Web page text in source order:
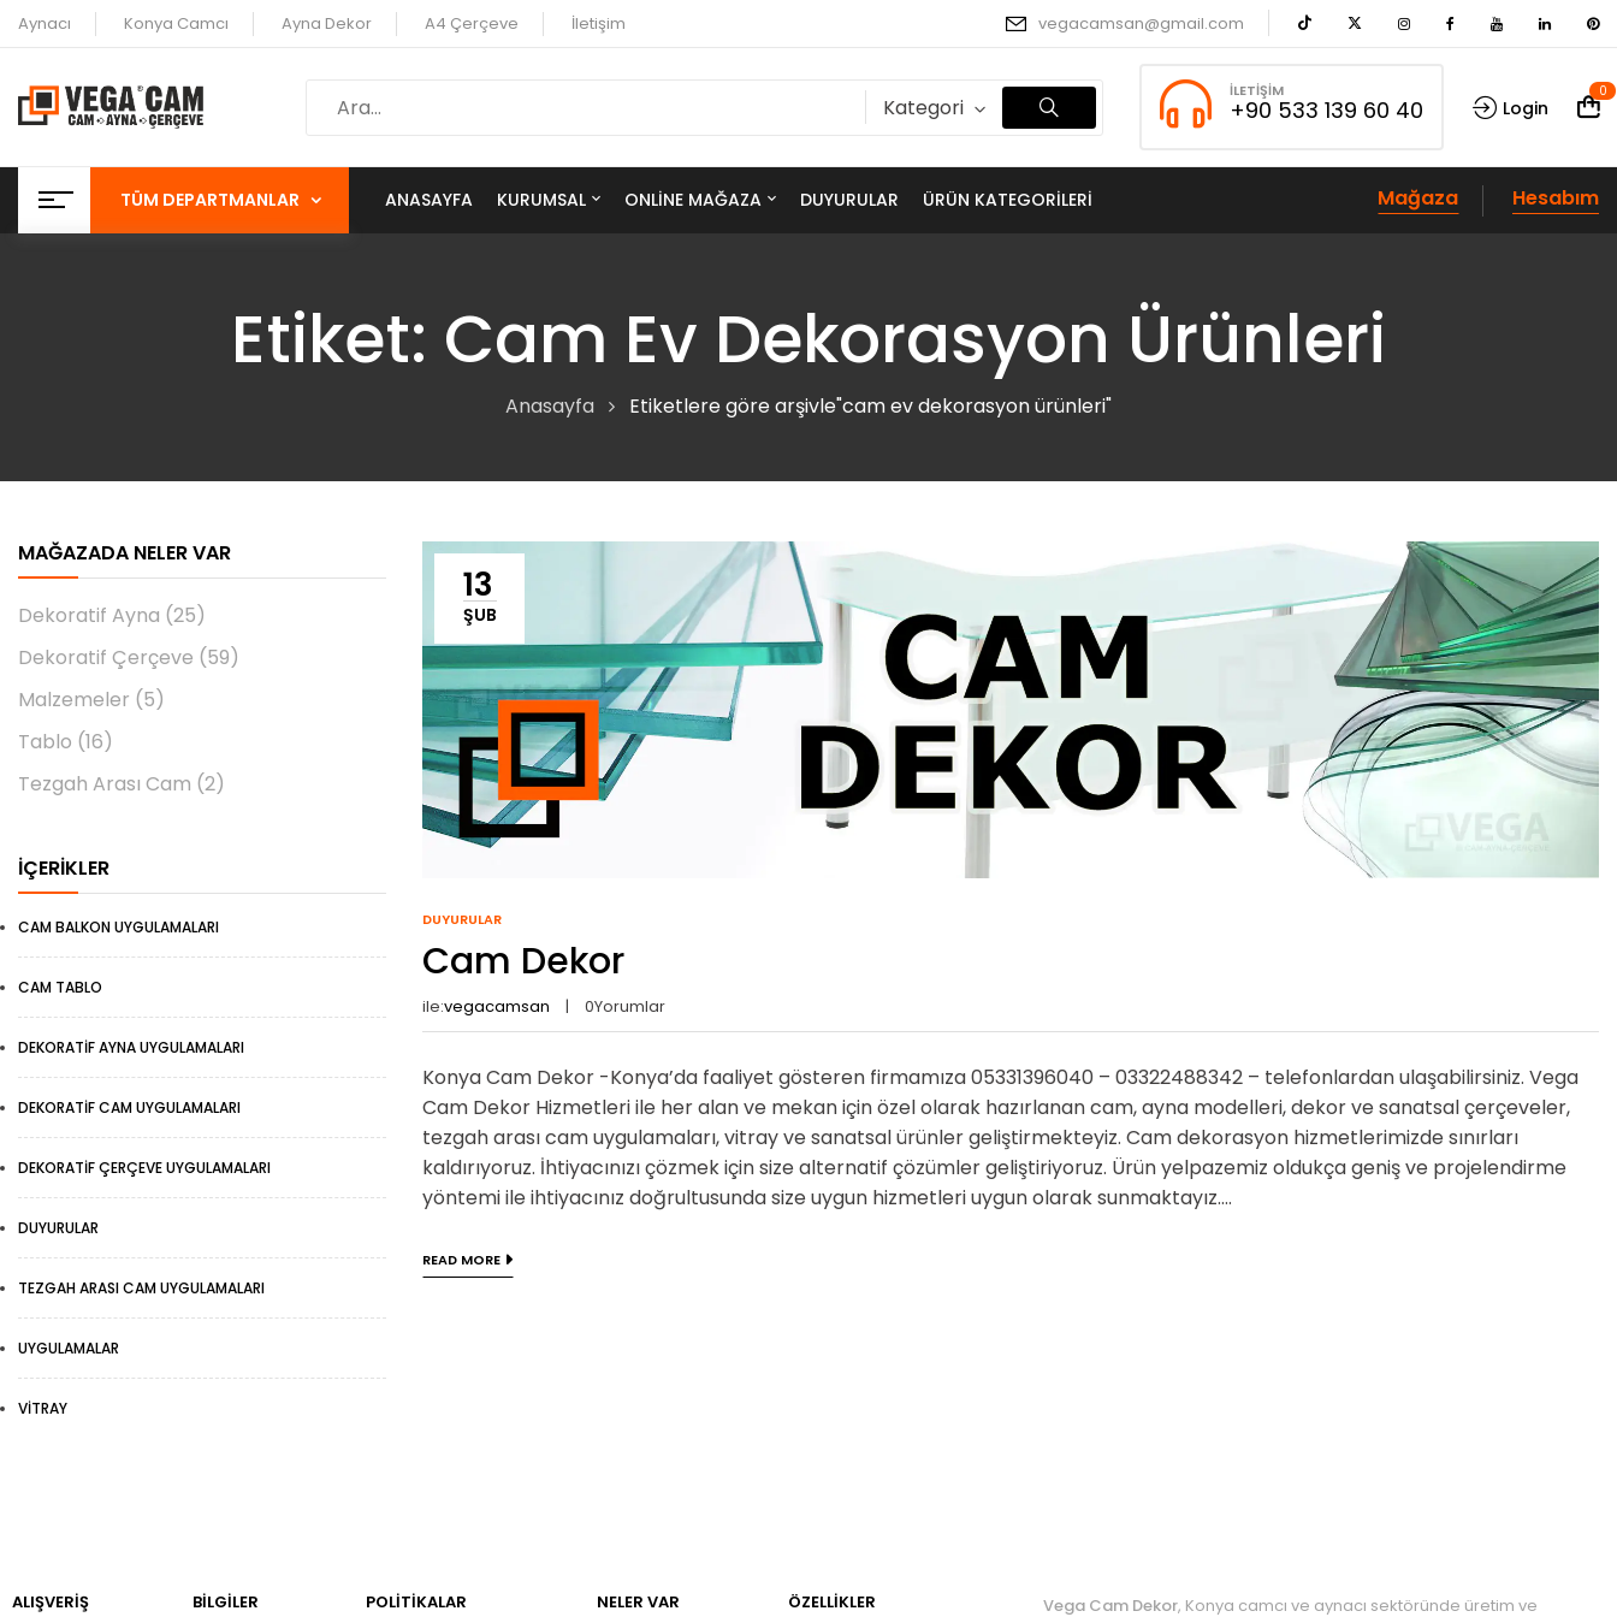
Aynacı Konya Camcı Ayna Dekor A4 Çerçeve İletişim vegacamsan@gmail.com
Kategori
İLETIŞIM
+90 533 139 60 40 Login
0
TÜM DEPARTMANLAR ANASAYFA KURUMSAL ONLINE MAĞAZA DUYURULAR ÜRÜN KATEGORILERI Mağaza Hesabım
Etiket: Cam Ev Dekorasyon Ürünleri
Anasayfa Etiketlere göre arşivle"cam ev dekorasyon ürünleri"
MAĞAZADA NELER VAR
Dekoratif Ayna (25)
Dekoratif Çerçeve (59)
Malzemeler (5)
Tablo (16)
Tezgah Arası Cam (2)
İÇERIKLER
CAM BALKON UYGULAMALARI
CAM TABLO
DEKORATIF AYNA UYGULAMALARI
DEKORATIF CAM UYGULAMALARI
DEKORATIF ÇERÇEVE UYGULAMALARI
DUYURULAR
TEZGAH ARASI CAM UYGULAMALARI
UYGULAMALAR
VITRAY
13
ŞUB
DUYURULAR
Cam Dekor
ile:vegacamsan 0Yorumlar
Konya Cam Dekor -Konya’da faaliyet gösteren firmamıza 05331396040 – 03322488342 – telefonlardan ulaşabilirsiniz. Vega
Cam Dekor Hizmetleri ile her alan ve mekan için özel olarak hazırlanan cam, ayna modelleri, dekor ve sanatsal çerçeveler,
tezgah arası cam uygulamaları, vitray ve sanatsal ürünler geliştirmekteyiz. Cam dekorasyon hizmetlerimizde sınırları
kaldırıyoruz. İhtiyacınızı çözmek için size alternatif çözümler geliştiriyoruz. Ürün yelpazemiz oldukça geniş ve projelendirme
yöntemi ile ihtiyacınız doğrultusunda size uygun hizmetleri uygun olarak sunmaktayız....
READ MORE
ALIŞVERİŞ BILGILER POLİTİKALAR NELER VAR ÖZELLIKLER Vega Cam Dekor, Konya camcı ve aynacı sektöründe üretim ve